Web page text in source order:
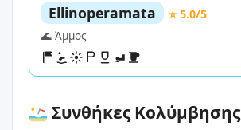
Ellinoperamata
⭐ 5.0/5
🌊 Άμμος
Συνθήκες Κολύμβησης